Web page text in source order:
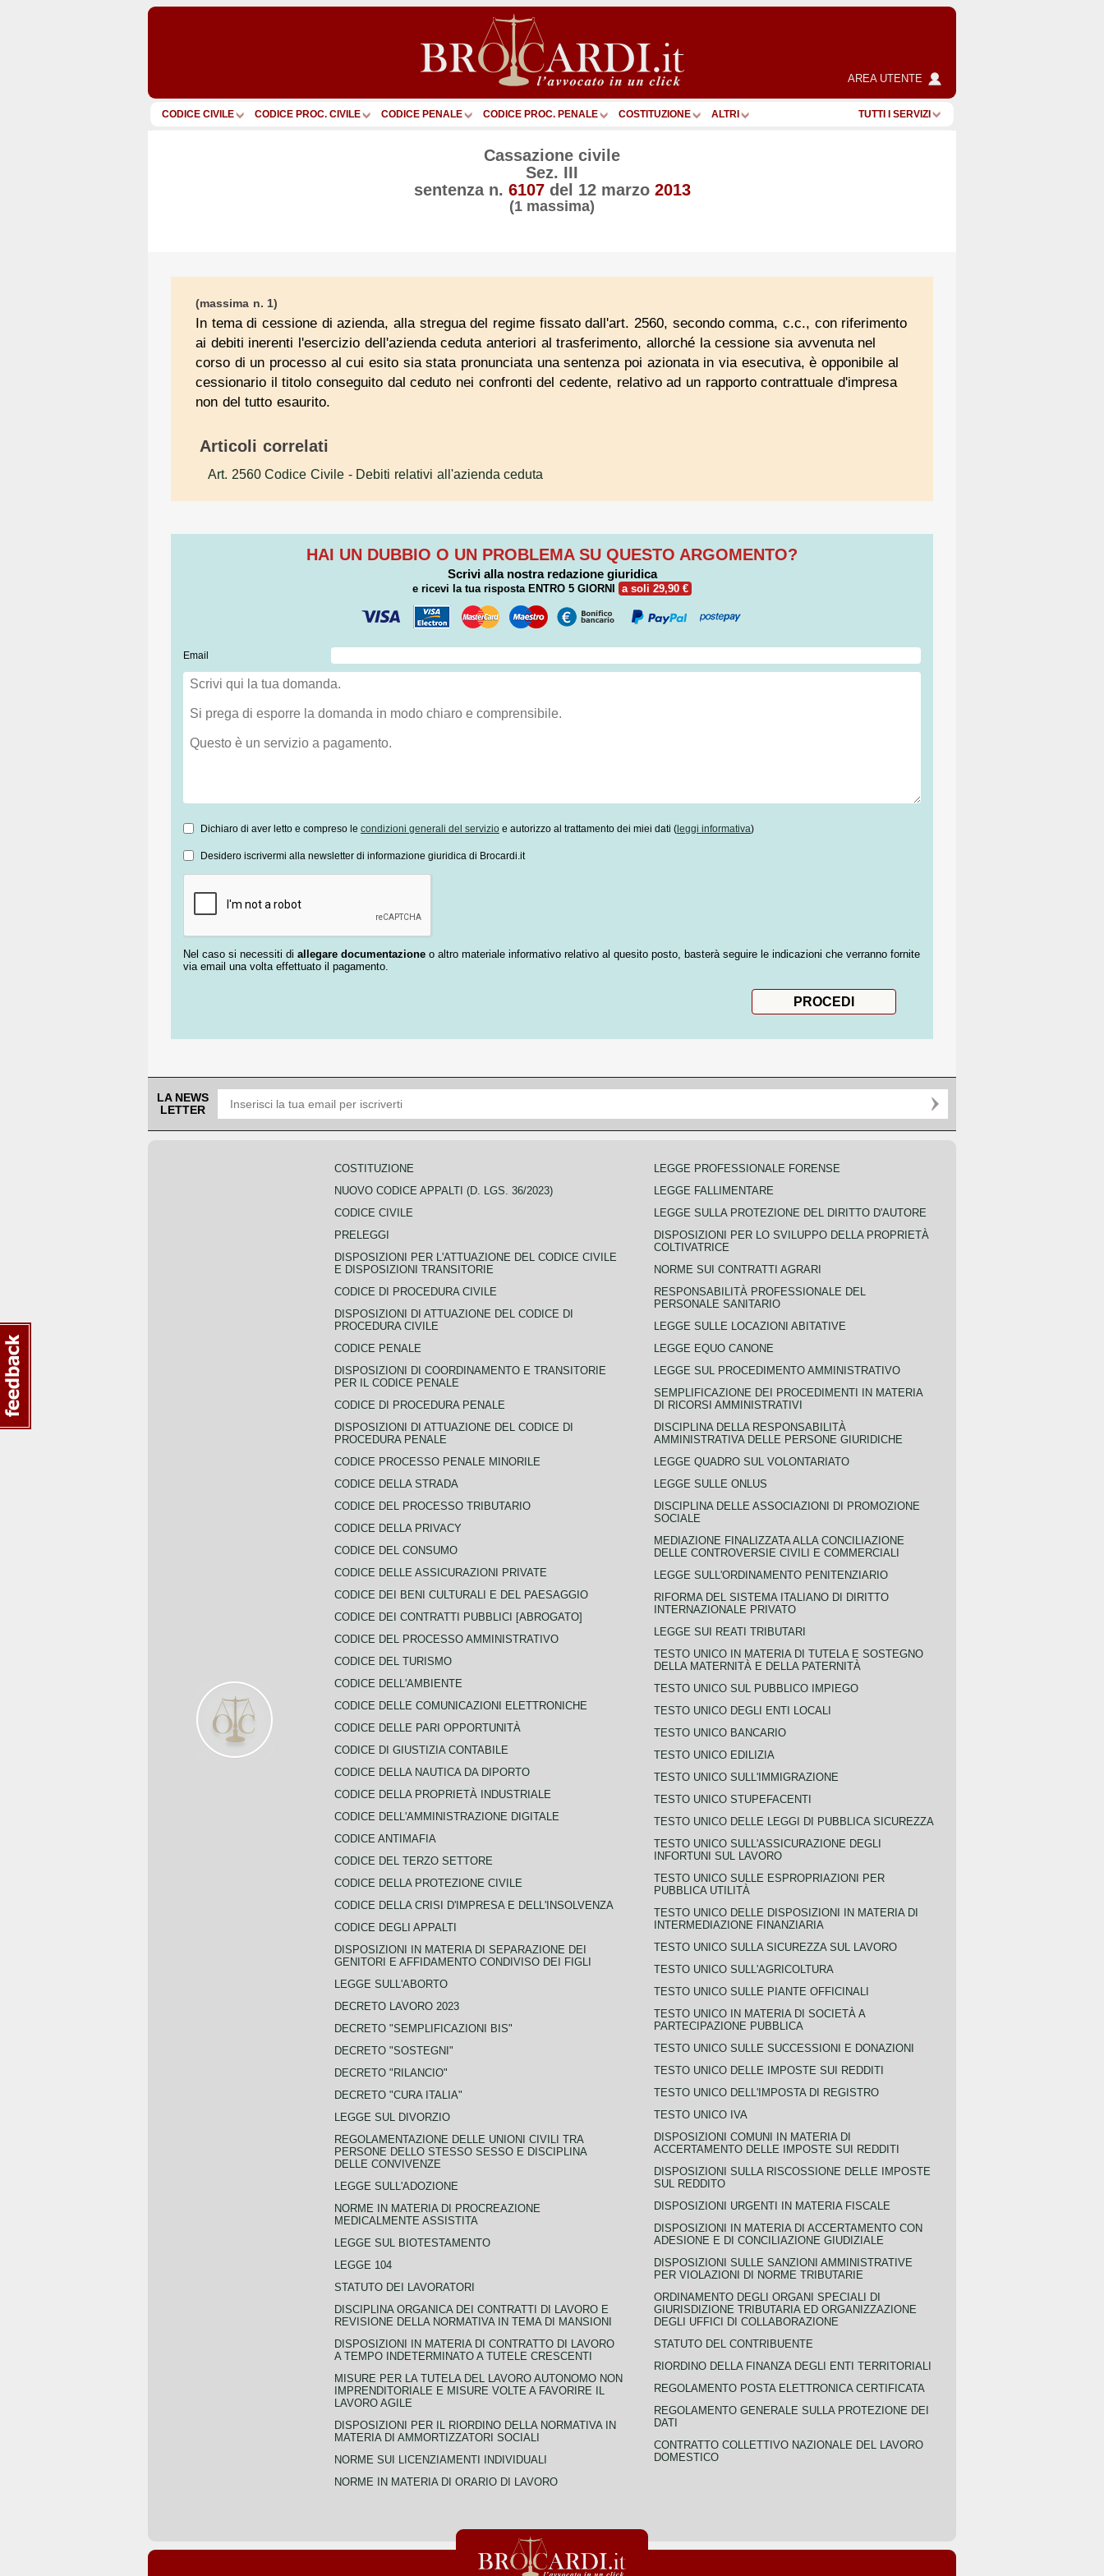
AREA UTENTE
CODICE CIVILE CODICE PROC. CIVILE CODICE PENALE CODICE PROC. PENALE COSTITUZIONE ALTRI TUTTI I SERVIZI
Cassazione civile
Sez. III
sentenza n. 6107 del 12 marzo 2013
(1 massima)
(massima n. 1)
In tema di cessione di azienda, alla stregua del regime fissato dall'art. 2560, secondo comma, c.c., con riferimento
ai debiti inerenti l'esercizio dell'azienda ceduta anteriori al trasferimento, allorché la cessione sia avvenuta nel
corso di un processo al cui esito sia stata pronunciata una sentenza poi azionata in via esecutiva, è opponibile al
cessionario il titolo conseguito dal ceduto nei confronti del cedente, relativo ad un rapporto contrattuale d'impresa
non del tutto esaurito.
Articoli correlati
Art. 2560 Codice Civile - Debiti relativi all'azienda ceduta
HAI UN DUBBIO O UN PROBLEMA SU QUESTO ARGOMENTO?
Scrivi alla nostra redazione giuridica
e ricevi la tua risposta ENTRO 5 GIORNI a soli 29,90 €
Email
Dichiaro di aver letto e compreso le condizioni generali del servizio e autorizzo al trattamento dei miei dati ( leggi informativa)
Desidero iscrivermi alla newsletter di informazione giuridica di Brocardi.it
Nel caso si necessiti di allegare documentazione o altro materiale informativo relativo al quesito posto, basterà seguire le indicazioni che verranno fornite
via email una volta effettuato il pagamento.
LA NEWS
LETTER
COSTITUZIONE
NUOVO CODICE APPALTI (D. LGS. 36/2023)
CODICE CIVILE
PRELEGGI
DISPOSIZIONI PER L'ATTUAZIONE DEL CODICE CIVILE
E DISPOSIZIONI TRANSITORIE
CODICE DI PROCEDURA CIVILE
DISPOSIZIONI DI ATTUAZIONE DEL CODICE DI
PROCEDURA CIVILE
CODICE PENALE
DISPOSIZIONI DI COORDINAMENTO E TRANSITORIE
PER IL CODICE PENALE
CODICE DI PROCEDURA PENALE
DISPOSIZIONI DI ATTUAZIONE DEL CODICE DI
PROCEDURA PENALE
CODICE PROCESSO PENALE MINORILE
CODICE DELLA STRADA
CODICE DEL PROCESSO TRIBUTARIO
CODICE DELLA PRIVACY
CODICE DEL CONSUMO
CODICE DELLE ASSICURAZIONI PRIVATE
CODICE DEI BENI CULTURALI E DEL PAESAGGIO
CODICE DEI CONTRATTI PUBBLICI [ABROGATO]
CODICE DEL PROCESSO AMMINISTRATIVO
CODICE DEL TURISMO
CODICE DELL'AMBIENTE
CODICE DELLE COMUNICAZIONI ELETTRONICHE
CODICE DELLE PARI OPPORTUNITÀ
CODICE DI GIUSTIZIA CONTABILE
CODICE DELLA NAUTICA DA DIPORTO
CODICE DELLA PROPRIETÀ INDUSTRIALE
CODICE DELL'AMMINISTRAZIONE DIGITALE
CODICE ANTIMAFIA
CODICE DEL TERZO SETTORE
CODICE DELLA PROTEZIONE CIVILE
CODICE DELLA CRISI D'IMPRESA E DELL'INSOLVENZA
CODICE DEGLI APPALTI
DISPOSIZIONI IN MATERIA DI SEPARAZIONE DEI
GENITORI E AFFIDAMENTO CONDIVISO DEI FIGLI
LEGGE SULL'ABORTO
DECRETO LAVORO 2023
DECRETO "SEMPLIFICAZIONI BIS"
DECRETO "SOSTEGNI"
DECRETO "RILANCIO"
DECRETO "CURA ITALIA"
LEGGE SUL DIVORZIO
REGOLAMENTAZIONE DELLE UNIONI CIVILI TRA
PERSONE DELLO STESSO SESSO E DISCIPLINA
DELLE CONVIVENZE
LEGGE SULL'ADOZIONE
NORME IN MATERIA DI PROCREAZIONE
MEDICALMENTE ASSISTITA
LEGGE SUL BIOTESTAMENTO
LEGGE 104
STATUTO DEI LAVORATORI
DISCIPLINA ORGANICA DEI CONTRATTI DI LAVORO E
REVISIONE DELLA NORMATIVA IN TEMA DI MANSIONI
DISPOSIZIONI IN MATERIA DI CONTRATTO DI LAVORO
A TEMPO INDETERMINATO A TUTELE CRESCENTI
MISURE PER LA TUTELA DEL LAVORO AUTONOMO NON
IMPRENDITORIALE E MISURE VOLTE A FAVORIRE IL
LAVORO AGILE
DISPOSIZIONI PER IL RIORDINO DELLA NORMATIVA IN
MATERIA DI AMMORTIZZATORI SOCIALI
NORME SUI LICENZIAMENTI INDIVIDUALI
NORME IN MATERIA DI ORARIO DI LAVORO
LEGGE PROFESSIONALE FORENSE
LEGGE FALLIMENTARE
LEGGE SULLA PROTEZIONE DEL DIRITTO D'AUTORE
DISPOSIZIONI PER LO SVILUPPO DELLA PROPRIETÀ
COLTIVATRICE
NORME SUI CONTRATTI AGRARI
RESPONSABILITÀ PROFESSIONALE DEL
PERSONALE SANITARIO
LEGGE SULLE LOCAZIONI ABITATIVE
LEGGE EQUO CANONE
LEGGE SUL PROCEDIMENTO AMMINISTRATIVO
SEMPLIFICAZIONE DEI PROCEDIMENTI IN MATERIA
DI RICORSI AMMINISTRATIVI
DISCIPLINA DELLA RESPONSABILITÀ
AMMINISTRATIVA DELLE PERSONE GIURIDICHE
LEGGE QUADRO SUL VOLONTARIATO
LEGGE SULLE ONLUS
DISCIPLINA DELLE ASSOCIAZIONI DI PROMOZIONE
SOCIALE
MEDIAZIONE FINALIZZATA ALLA CONCILIAZIONE
DELLE CONTROVERSIE CIVILI E COMMERCIALI
LEGGE SULL'ORDINAMENTO PENITENZIARIO
RIFORMA DEL SISTEMA ITALIANO DI DIRITTO
INTERNAZIONALE PRIVATO
LEGGE SUI REATI TRIBUTARI
TESTO UNICO IN MATERIA DI TUTELA E SOSTEGNO
DELLA MATERNITÀ E DELLA PATERNITÀ
TESTO UNICO SUL PUBBLICO IMPIEGO
TESTO UNICO DEGLI ENTI LOCALI
TESTO UNICO BANCARIO
TESTO UNICO EDILIZIA
TESTO UNICO SULL'IMMIGRAZIONE
TESTO UNICO STUPEFACENTI
TESTO UNICO DELLE LEGGI DI PUBBLICA SICUREZZA
TESTO UNICO SULL'ASSICURAZIONE DEGLI
INFORTUNI SUL LAVORO
TESTO UNICO SULLE ESPROPRIAZIONI PER
PUBBLICA UTILITÀ
TESTO UNICO DELLE DISPOSIZIONI IN MATERIA DI
INTERMEDIAZIONE FINANZIARIA
TESTO UNICO SULLA SICUREZZA SUL LAVORO
TESTO UNICO SULL'AGRICOLTURA
TESTO UNICO SULLE PIANTE OFFICINALI
TESTO UNICO IN MATERIA DI SOCIETÀ A
PARTECIPAZIONE PUBBLICA
TESTO UNICO SULLE SUCCESSIONI E DONAZIONI
TESTO UNICO DELLE IMPOSTE SUI REDDITI
TESTO UNICO DELL'IMPOSTA DI REGISTRO
TESTO UNICO IVA
DISPOSIZIONI COMUNI IN MATERIA DI
ACCERTAMENTO DELLE IMPOSTE SUI REDDITI
DISPOSIZIONI SULLA RISCOSSIONE DELLE IMPOSTE
SUL REDDITO
DISPOSIZIONI URGENTI IN MATERIA FISCALE
DISPOSIZIONI IN MATERIA DI ACCERTAMENTO CON
ADESIONE E DI CONCILIAZIONE GIUDIZIALE
DISPOSIZIONI SULLE SANZIONI AMMINISTRATIVE
PER VIOLAZIONI DI NORME TRIBUTARIE
ORDINAMENTO DEGLI ORGANI SPECIALI DI
GIURISDIZIONE TRIBUTARIA ED ORGANIZZAZIONE
DEGLI UFFICI DI COLLABORAZIONE
STATUTO DEL CONTRIBUENTE
RIORDINO DELLA FINANZA DEGLI ENTI TERRITORIALI
REGOLAMENTO POSTA ELETTRONICA CERTIFICATA
REGOLAMENTO GENERALE SULLA PROTEZIONE DEI
DATI
CONTRATTO COLLETTIVO NAZIONALE DEL LAVORO
DOMESTICO